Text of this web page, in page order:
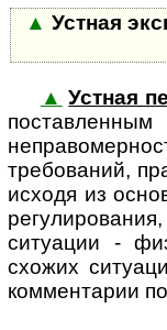
▲ Устная
▲ Устная
требований,
исходя из
ситуации -
схожих
комментарии